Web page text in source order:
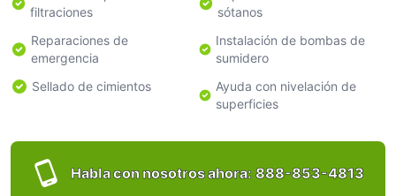
filtraciones
sótanos
Reparaciones de
emergencia
Instalación de bombas de
sumidero
Sellado de cimientos
Ayuda con nivelación de
superficies
Habla con nosotros ahora: 888-853-4813